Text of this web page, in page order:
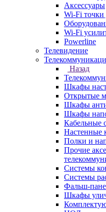
Аксессуары
Wi-Fi точки
Wi-Fi
Powerline
Телевидение
Назад
Шкафы
Открытые
Шкафы
Шкафы
Кабельные
Настенные
Полки и
Прочие
Системы
Системы
Фальш-
Шкафы